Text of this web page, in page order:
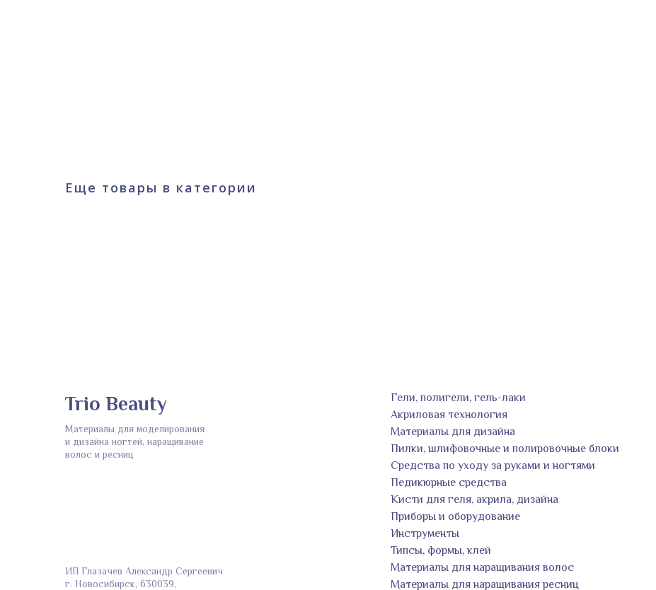
Еще товары в категории
ИП Глазачев Александр Сергеевич
г. Новосибирск, 630039,
Гели, полигели, гель-лаки
Акриловая технология
Материалы для дизайна
Пилки, шлифовочные и полировочные блоки
Средства по уходу за руками и ногтями
Педикюрные средства
Кисти для геля, акрила, дизайна
Приборы и оборудование
Инструменты
Типсы, формы, клей
Материалы для наращивания волос
Материалы для наращивания ресниц
Материалы для моделирования
и дизайна ногтей, наращивание
волос и ресниц
Trio Beauty